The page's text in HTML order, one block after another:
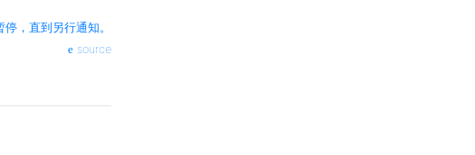
停，直到另行通知。
source